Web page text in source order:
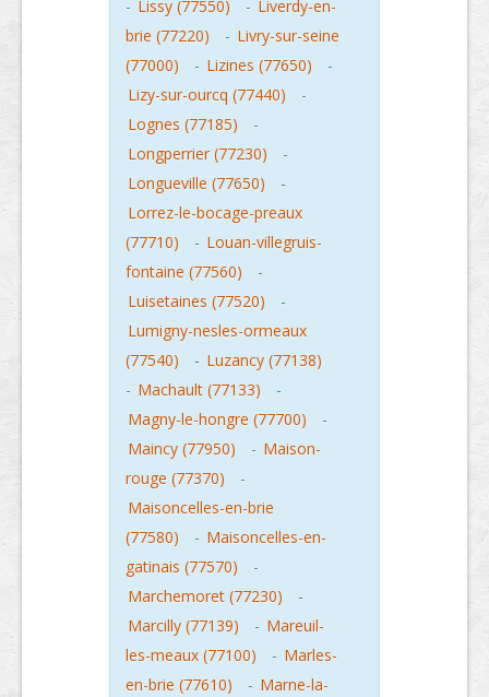
- Lissy (77550) - Liverdy-en-
brie (77220)
- Livry-sur-seine
(77000)
- Lizines (77650)
-
Lizy-sur-ourcq (77440)
-
Lognes (77185)
-
Longperrier (77230)
-
Longueville (77650)
-
Lorrez-le-bocage-preaux
(77710)
- Louan-villegruis-
fontaine (77560)
-
Luisetaines (77520)
-
Lumigny-nesles-ormeaux
(77540)
- Luzancy (77138)
- Machault (77133)
-
Magny-le-hongre (77700)
-
Maincy (77950)
- Maison-
rouge (77370)
-
Maisoncelles-en-brie
(77580)
- Maisoncelles-en-
gatinais (77570)
-
Marchemoret (77230)
-
Marcilly (77139)
- Mareuil-
les-meaux (77100)
- Marles-
en-brie (77610)
- Marne-la-